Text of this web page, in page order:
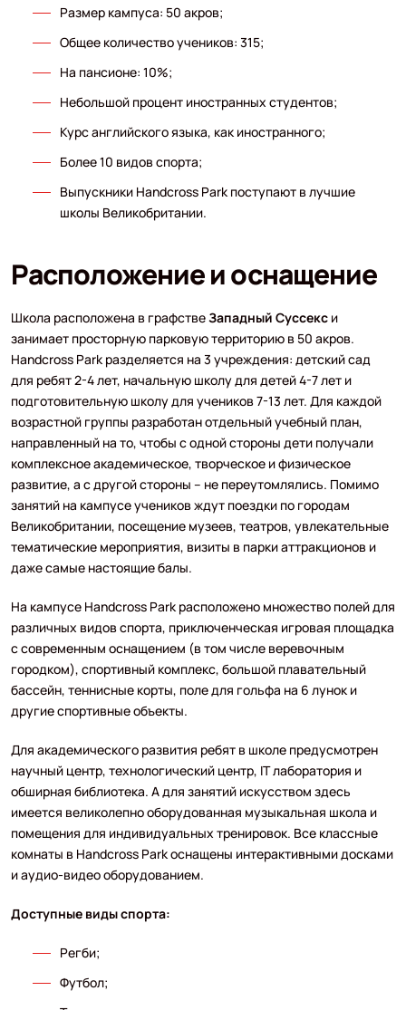
Размер кампуса: 50 акров;
Общее количество учеников: 315;
На пансионе: 10%;
Небольшой процент иностранных студентов;
Курс английского языка, как иностранного;
Более 10 видов спорта;
Выпускники Handcross Park поступают в лучшие
школы Великобритании.
Расположение и оснащение
Школа расположена в графствеЗападный Суссекс и
занимает просторную парковую территорию в 50 акров.
Handcross Park разделяется на 3 учреждения: детский сад
для ребят 2-4 лет, начальную школу для детей 4-7 лет и
подготовительную школу для учеников 7-13 лет. Для каждой
возрастной группы разработан отдельный учебный план,
направленный на то, чтобы с одной стороны дети получали
комплексное академическое, творческое и физическое
развитие, а с другой стороны – не переутомлялись. Помимо
занятий на кампусе учеников ждут поездки по городам
Великобритании, посещение музеев, театров, увлекательные
тематические мероприятия, визиты в парки аттракционов и
даже самые настоящие балы.
На кампусе Handcross Park расположено множество полей для
различных видов спорта, приключенческая игровая площадка
с современным оснащением (в том числе веревочным
городком), спортивный комплекс, большой плавательный
бассейн, теннисные корты, поле для гольфа на 6 лунок и
другие спортивные объекты.
Для академического развития ребят в школе предусмотрен
научный центр, технологический центр, IT лаборатория и
обширная библиотека. А для занятий искусством здесь
имеется великолепно оборудованная музыкальная школа и
помещения для индивидуальных тренировок. Все классные
комнаты в Handcross Park оснащены интерактивными досками
и аудио-видео оборудованием.
Доступные виды спорта:
Регби;
Футбол;